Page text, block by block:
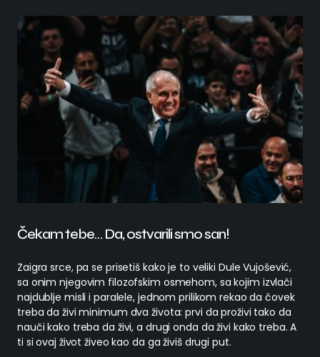
Čekam tebe… Da, ostvarili smo san!
Zaigra srce, pa se prisetiš kako je to veliki Dule Vujošević,
sa onim njegovim filozofskim osmehom, sa kojim izvlači
najdublje misli i paralele, jednom prilikom rekao da čovek
treba da živi minimum dva života: prvi da proživi tako da
nauči kako treba da živi, a drugi onda da živi kako treba. A
ti si ovaj život živeo kao da ga živiš drugi put.